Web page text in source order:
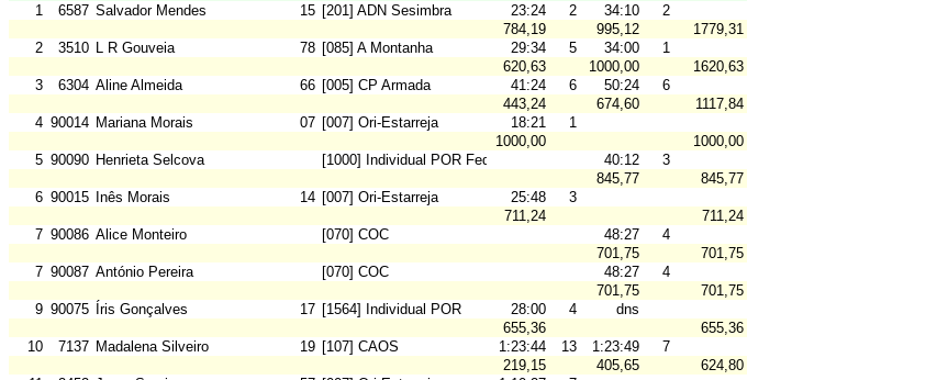
1
6587 Salvador Mendes 15 [201] ADN Sesimbra 23:24 2 34:10
2
784,19
995,12
1779,31
2
3510 L R Gouveia 78 [085] A Montanha 29:34 5 34:00
1
620,63
1000,00
1620,63
3
6304 Aline Almeida 66 [005] CP Armada 41:24 6 50:24
6
443,24
674,60
1117,84
4 90014 Mariana Morais 07 [007] Ori-Estarreja 18:21
1
1000,00
1000,00
5 90090 Henrieta Selcova [1000] Individual POR Fed 40:12
3
845,77
845,77
6 90015 Inês Morais 14 [007] Ori-Estarreja 25:48
3
711,24
711,24
7 90086 Alice Monteiro [070] COC 48:27
4
701,75
701,75
7 90087 António Pereira [070] COC 48:27
4
701,75
701,75
9 90075 Íris Gonçalves 17 [1564] Individual POR 28:00 4
dns
655,36
655,36
10
7137 Madalena Silveiro 19 [107] CAOS 1:23:44 13 1:23:49
7
219,15
405,65
624,80